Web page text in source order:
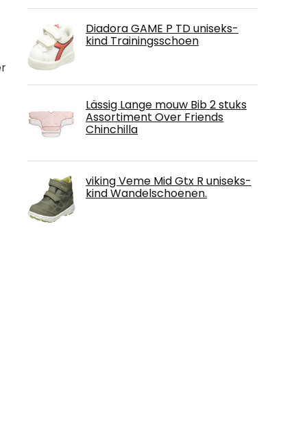
Diadora GAME P TD uniseks-
kind Trainingsschoen
Lässig Lange mouw Bib 2 stuks
Assortiment Over Friends
Chinchilla
viking Veme Mid Gtx R uniseks-
kind Wandelschoenen.